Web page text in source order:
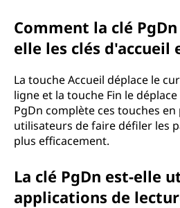
Comment la clé
elle les clés d'accueil
La touche Accueil déplace le
ligne et la touche Fin le
PgDn complète ces touches
utilisateurs de faire défiler les
plus efficacement.
La clé PgDn est-elle
applications de